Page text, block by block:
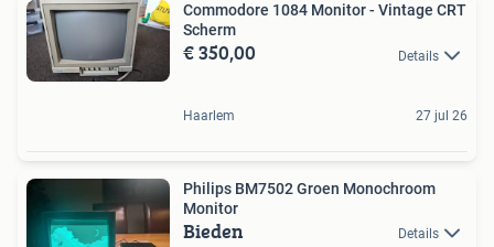
Commodore 1084 Monitor - Vintage CRT
Scherm
€ 350,00 Details
Haarlem 27 jul 26
Philips BM7502 Groen Monochroom
Monitor
Bieden Details